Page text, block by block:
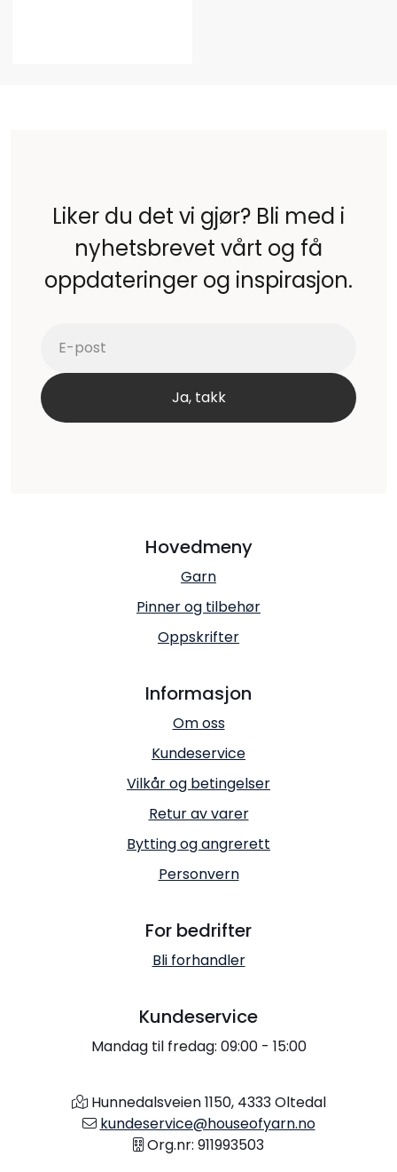
Liker du det vi gjør? Bli med i
nyhetsbrevet vårt og få
oppdateringer og inspirasjon.
Hovedmeny
Garn
Pinner og tilbehør
Oppskrifter
Informasjon
Om oss
Kundeservice
Vilkår og betingelser
Retur av varer
Bytting og angrerett
Personvern
For bedrifter
Bli forhandler
Kundeservice
Mandag til fredag: 09:00 - 15:00
Hunnedalsveien 1150, 4333 Oltedal
kundeservice@houseofyarn.no
Org.nr: 911993503